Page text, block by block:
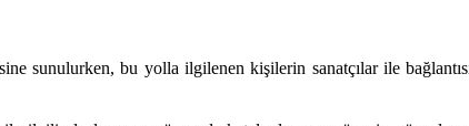
sunulurken, bu yolla ilgilenen kişilerin sanatçılar ile